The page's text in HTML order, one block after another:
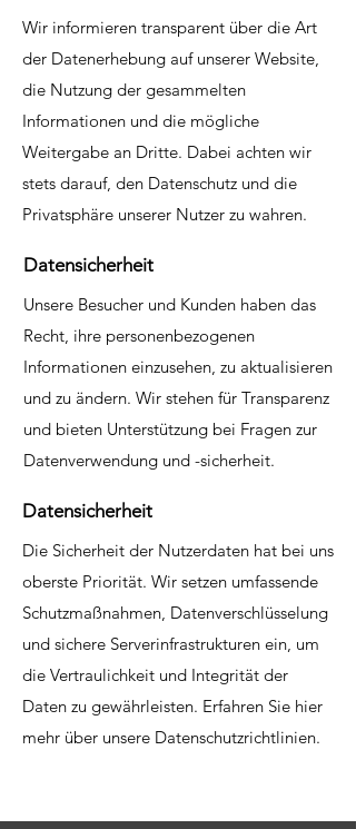
Wir informieren transparent über die Art
der Datenerhebung auf unserer Website,
die Nutzung der gesammelten
Informationen und die mögliche
Weitergabe an Dritte. Dabei achten wir
stets darauf, den Datenschutz und die
Privatsphäre unserer Nutzer zu wahren.
Datensicherheit
Unsere Besucher und Kunden haben das
Recht, ihre personenbezogenen
Informationen einzusehen, zu aktualisieren
und zu ändern. Wir stehen für Transparenz
und bieten Unterstützung bei Fragen zur
Datenverwendung und -sicherheit.
Datensicherheit
Die Sicherheit der Nutzerdaten hat bei uns
oberste Priorität. Wir setzen umfassende
Schutzmaßnahmen, Datenverschlüsselung
und sichere Serverinfrastrukturen ein, um
die Vertraulichkeit und Integrität der
Daten zu gewährleisten. Erfahren Sie hier
mehr über unsere Datenschutzrichtlinien.